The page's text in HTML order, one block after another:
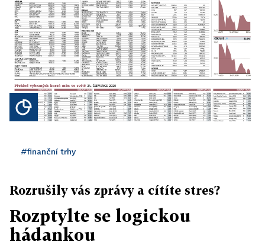
#finanční trhy
Rozrušily vás zprávy a cítíte stres?
Rozptylte se logickou
hádankou